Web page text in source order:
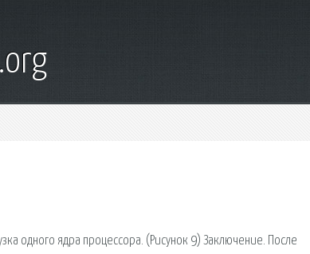
одного ядра процессора. (Рисунок 9) Заключение. После